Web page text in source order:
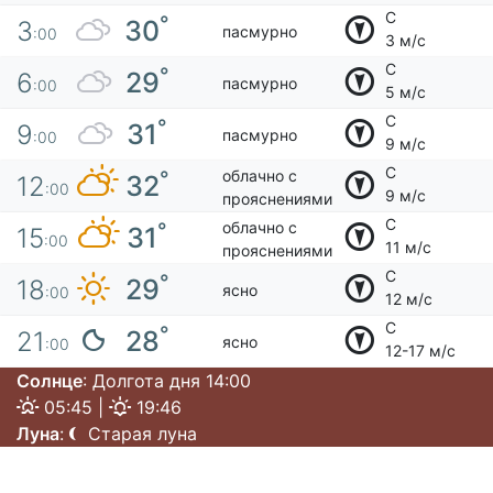
3:00 30° пасмурно
С
3 м/с
6:00 29° пасмурно
С
5 м/с
9:00 31° пасмурно
С
9 м/с
12:00 32°
облачно с
прояснениями
С
9 м/с
15:00 31°
облачно с
прояснениями
С
11 м/с
18:00 29° ясно
С
12 м/с
21 :00 28° ясно
С
12-17 м/с
Солнце: Долгота дня 14:00
05:45 |
19:46
Луна: Старая луна